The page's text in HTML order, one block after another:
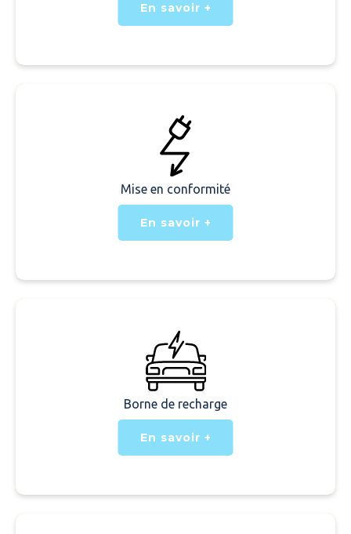
En savoir +
Mise en conformité
En savoir +
Borne de recharge
En savoir +